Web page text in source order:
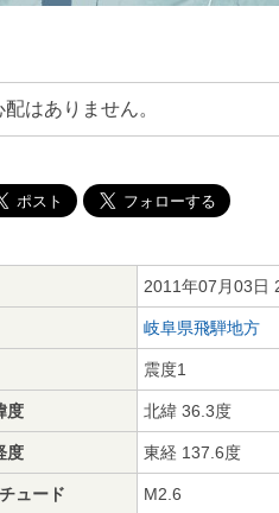
はありません。
2011年07月03日
岐阜県飛騨地方
震度1
度 北緯 36.3度
度 東経 137.6度
ュード M2.6